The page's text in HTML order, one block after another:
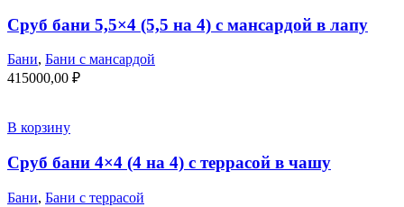
Сруб бани 5,5×4 (5,5 на 4) с мансардой в лапу
Бани, Бани с мансардой
415000,00 ₽
В корзину
Сруб бани 4×4 (4 на 4) с террасой в чашу
Бани, Бани с террасой